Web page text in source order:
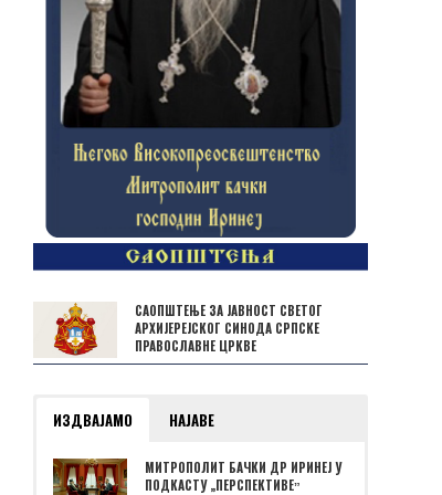
САОПШТЕЊЕ ЗА ЈАВНОСТ СВЕТОГ
АРХИЈЕРЕЈСКОГ СИНОДА СРПСКЕ
ПРАВОСЛАВНЕ ЦРКВЕ
ИЗДВАЈАМО НАЈАВЕ
МИТРОПОЛИТ БАЧКИ ДР ИРИНЕЈ У
ПОДКАСТУ „ПЕРСПЕКТИВЕˮ